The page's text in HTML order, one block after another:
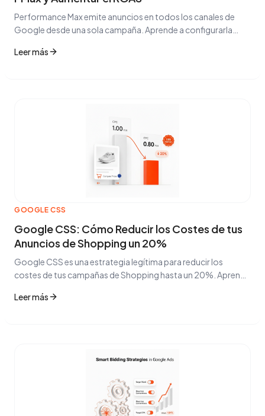
Performance Max emite anuncios en todos los canales de
Google desde una sola campaña. Aprende a configurarla
Leer más
GOOGLE CSS
Google CSS: Cómo Reducir los Costes de tus
Anuncios de Shopping un 20%
Google CSS es una estrategia legítima para reducir los
costes de tus campañas de Shopping hasta un 20%. Aprende
implementarlo.
Leer más